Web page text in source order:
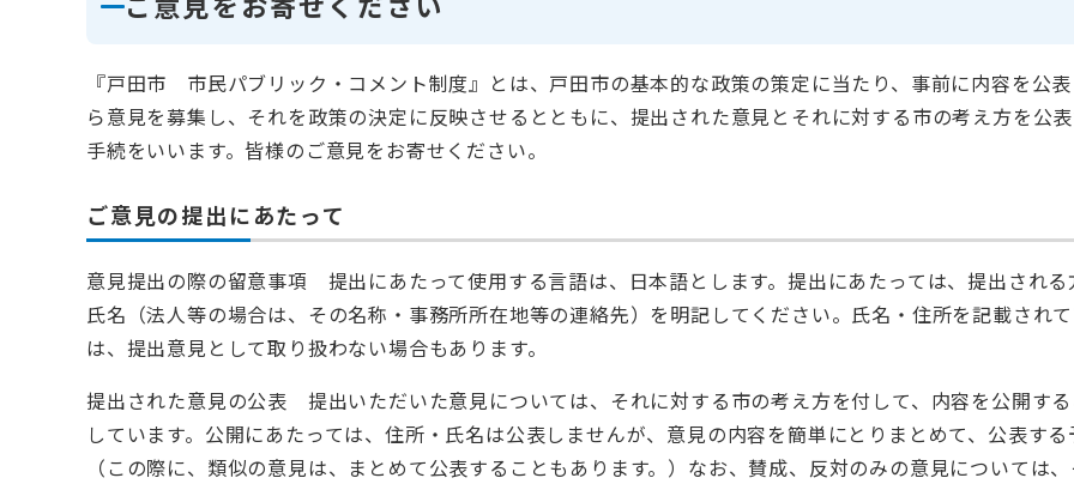
『戸田市 市民パブリック・コメント制度』とは、戸田市の基本的な政策の策定に当たり、事前に内容を公
ら意見を募集し、それを政策の決定に反映させるとともに、提出された意見とそれに対する市の考え方を公
手続をいいます。皆様のご意見をお寄せください。
ご意見の提出にあたって
意見提出の際の留意事項 提出にあたって使用する言語は、日本語とします。提出にあたっては、提出される
氏名（法人等の場合は、その名称・事務所所在地等の連絡先）を明記してください。氏名・住所を記載され
は、提出意見として取り扱わない場合もあります。
提出された意見の公表 提出いただいた意見については、それに対する市の考え方を付して、内容を公開す
しています。公開にあたっては、住所・氏名は公表しませんが、意見の内容を簡単にとりまとめて、公表する
（この際に、類似の意見は、まとめて公表することもあります。）なお、賛成、反対のみの意見については